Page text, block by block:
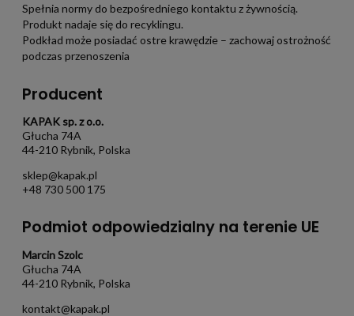
Spełnia normy do bezpośredniego kontaktu z żywnością.
Produkt nadaje się do recyklingu.
Podkład może posiadać ostre krawędzie – zachowaj ostrożność
podczas przenoszenia
Producent
KAPAK sp. z o.o.
Głucha 74A
44-210 Rybnik, Polska
sklep@kapak.pl
+48 730 500 175
Podmiot odpowiedzialny na terenie UE
Marcin Szolc
Głucha 74A
44-210 Rybnik, Polska
kontakt@kapak.pl